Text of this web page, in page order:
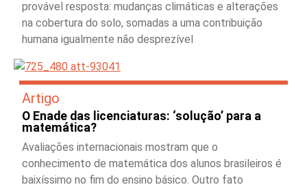
provável resposta: mudanças climáticas e alterações
na cobertura do solo, somadas a uma contribuição
humana igualmente não desprezível
Artigo
O Enade das licenciaturas: ‘solução’ para a
matemática?
Avaliações internacionais mostram que o
conhecimento de matemática dos alunos brasileiros é
baixíssimo no fim do ensino básico. Outro fato